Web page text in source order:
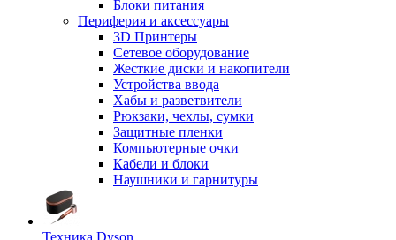
Блоки питания
Периферия и аксессуары
3D Принтеры
Сетевое оборудование
Жесткие диски и накопители
Устройства ввода
Хабы и разветвители
Рюкзаки, чехлы, сумки
Защитные пленки
Компьютерные очки
Кабели и блоки
Наушники и гарнитуры
Техника Dyson